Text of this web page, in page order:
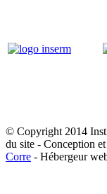
© Copyright 2014
du site - Conception
Corre - Hébergeur